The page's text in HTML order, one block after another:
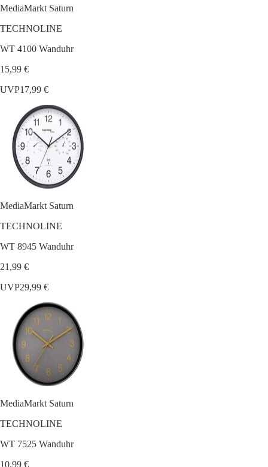
MediaMarkt Saturn
TECHNOLINE
WT 4100 Wanduhr
15,99 €
UVP17,99 €
MediaMarkt Saturn
TECHNOLINE
WT 8945 Wanduhr
21,99 €
UVP29,99 €
MediaMarkt Saturn
TECHNOLINE
WT 7525 Wanduhr
10,99 €